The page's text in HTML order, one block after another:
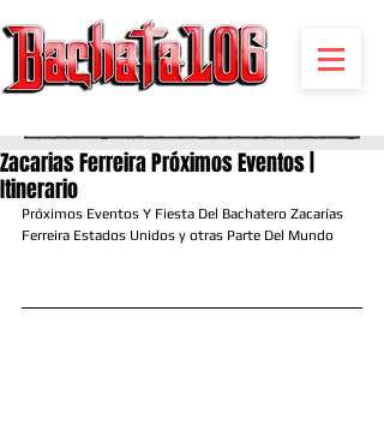
Zacarias Ferreira Próximos Eventos |
Itinerario
Próximos Eventos Y Fiesta Del Bachatero Zacarías
Ferreira Estados Unidos y otras Parte Del Mundo